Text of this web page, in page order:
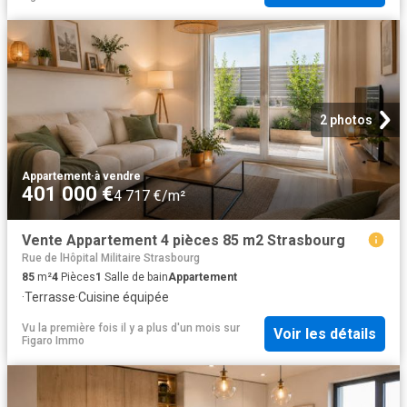
2 photos
Appartement·à vendre
401 000 €4 717 €/m²
Vente Appartement 4 pièces 85 m2 Strasbourg
Rue de lHôpital Militaire Strasbourg
85 m²4 Pièces1 Salle de bainAppartement
·Terrasse·Cuisine équipée
Vu la première fois il y a plus d'un mois sur
Figaro Immo
Voir les détails